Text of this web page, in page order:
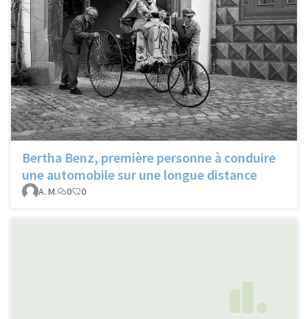
Bertha Benz, première personne à conduire
une automobile sur une longue distance
A. M. 0 0